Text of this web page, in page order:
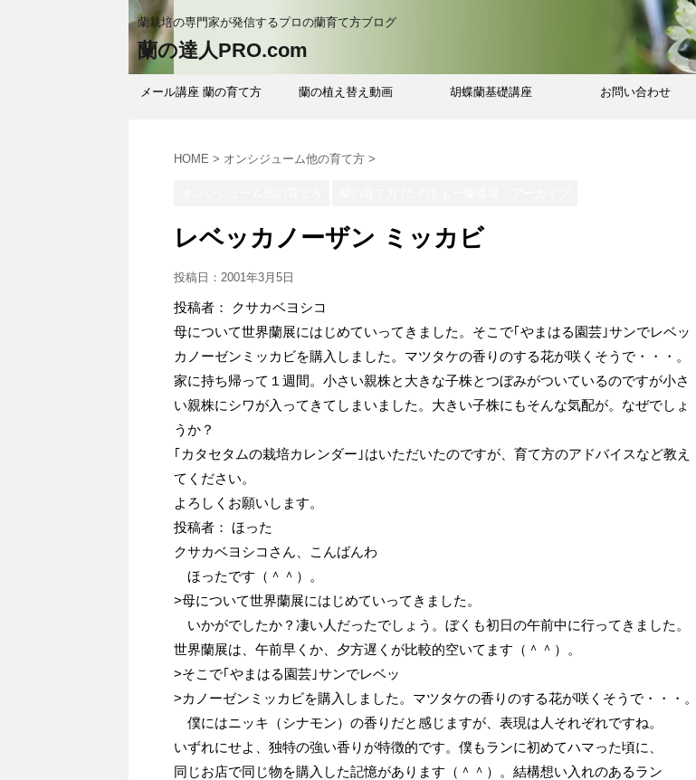
蘭栽培の専門家が発信するプロの蘭育て方ブログ
蘭の達人PRO.com
メール講座 蘭の育て方 蘭の植え替え動画 胡蝶蘭基礎講座 お問い合わせ
HOME > オンシジューム他の育て方 >
レベッカノーザン ミッカビ
投稿日： 2001年3月5日
投稿者： クサカベヨシコ
母について世界蘭展にはじめていってきました。そこで｢やまはる園芸｣サンでレベッ
カノーゼンミッカビを購入しました。マツタケの香りのする花が咲くそうで・・・。
家に持ち帰って１週間。小さい親株と大きな子株とつぼみがついているのですが小さ
い親株にシワが入ってきてしまいました。大きい子株にもそんな気配が。なぜでしょ
うか？
｢カタセタムの栽培カレンダー｣はいただいたのですが、育て方のアドバイスなど教え
てください。
よろしくお願いします。
投稿者： ほった
クサカベヨシコさん、こんばんわ
ほったです（＾＾）。
>母について世界蘭展にはじめていってきました。
いかがでしたか？凄い人だったでしょう。ぼくも初日の午前中に行ってきました。
世界蘭展は、午前早くか、夕方遅くが比較的空いてます（＾＾）。
>そこで｢やまはる園芸｣サンでレベッ
>カノーゼンミッカビを購入しました。マツタケの香りのする花が咲くそうで・・・。
僕にはニッキ（シナモン）の香りだと感じますが、表現は人それぞれですね。
いずれにせよ、独特の強い香りが特徴的です。僕もランに初めてハマった頃に、
同じお店で同じ物を購入した記憶があります（＾＾）。結構想い入れのあるラン